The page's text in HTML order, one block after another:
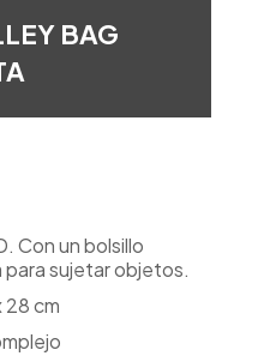
BAG
Con un bolsillo
sujetar objetos.
28 cm